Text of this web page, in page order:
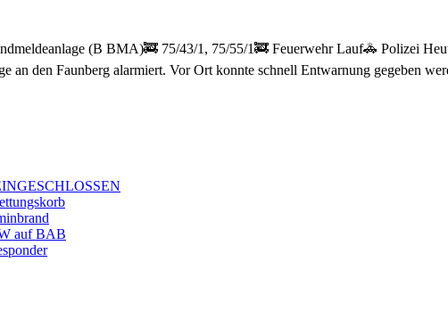
(B BMA)🚒 75/43/1, 75/55/1🚒 Feuerwehr Lauf🚓 Polizei
an den Faunberg alarmiert. Vor Ort konnte schnell Entwarnung gegeben
auf BAB